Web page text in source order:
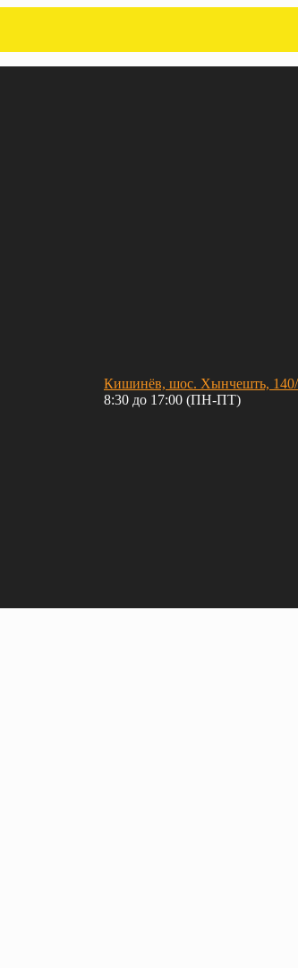
Кишинёв, шос. Хынчешть,
8:30 до 17:00 (ПН-ПТ)